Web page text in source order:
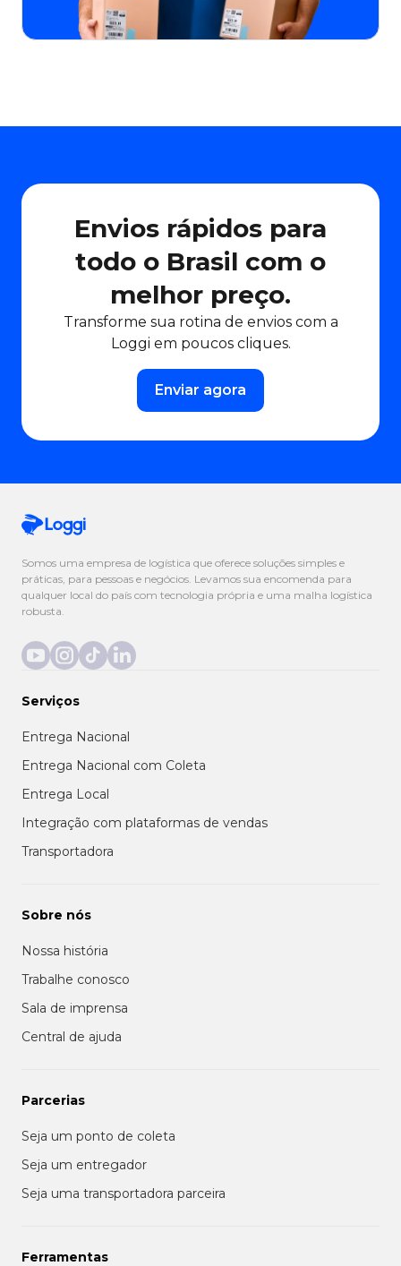
Envios rápidos para
todo o Brasil com o
melhor preço.
Transforme sua rotina de envios com a
Loggi em poucos cliques.
Enviar agora
Somos uma empresa de logística que oferece soluções simples e
práticas, para pessoas e negócios. Levamos sua encomenda para
qualquer local do país com tecnologia própria e uma malha logística
robusta.
Serviços
Entrega Nacional
Entrega Nacional com Coleta
Entrega Local
Integração com plataformas de vendas
Transportadora
Sobre nós
Nossa história
Trabalhe conosco
Sala de imprensa
Central de ajuda
Parcerias
Seja um ponto de coleta
Seja um entregador
Seja uma transportadora parceira
Ferramentas